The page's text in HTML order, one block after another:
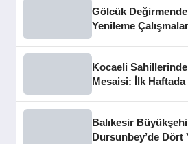
Gölcük
Yenileme
Kocaeli
Mesaisi: İlk Haftada
Balıkesir
Dursunbey’de Dört